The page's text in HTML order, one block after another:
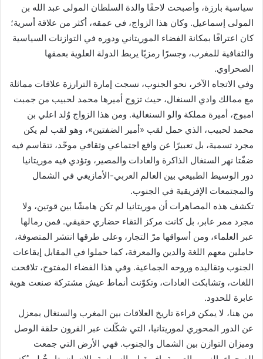
سياسية بارزة، وأصبحت لاحقًا والدة السلطان المولى عبد الله بن
المولى إسماعيل. وكان هذا الزواج، في عمقه، أكثر من علاقة أسرية؛
كان اعترافًا بمكانة الفضاء الموريتاني ودوره في التوازنات السياسية
والثقافية للمغرب، وجسرًا رمزيًا يربط الدولة العلوية بعمقها
الصحراوي.
وفي الاتجاه الآخر، نحو الجنوب، نسجت إمارة الترارزة علاقات مماثلة
مع ممالك وادي السنغال، حيث تزوج أميرها محمد لحبيب من جمبت
امبوج، أميرة مملكة والو السنغالية. ومن هذا الزواج وُلد اعلي بن
محمد لحبيب، الذي حمل لقب «أمير الضفتين»، وهو لقب لم يكن
مجرد تسمية، بل تعبيرًا عن واقع اجتماعي وثقافي موحّد، تتقاسم فيه
ضفّتا نهر السنغال الذاكرة والعادات والمصير، وتؤدي فيه موريتانيا
دور الوسيط الطبيعي بين العالم العربي-الأمازيغي في الشمال
والمجتمعات الإفريقية في الجنوب.
تكشف هذه المصاهرات أن موريتانيا لم تكن هامشًا بين قوتين، ولا
مجرد ممر عابر، بل كانت مركز التقاء حضاري حقيقي. فمن رمالها
عبر العلماء، ومن أسواقها مرّ التجار، وعلى طرقها انتشر المتصوفة،
حاملين معهم اللغة والدين والمعرفة، كما حملوا في المقابل إيقاعات
الجنوب وتقاليده وروحه الجماعية. وفي هذا الفضاء المفتوح، تلاقحت
اللغات، وتشابكت العادات، وتكوّنت أنماط عيش مشتركة صنعت هوية
عابرة للحدود.
من هنا، لا يمكن قراءة تاريخ العلاقات بين المغرب والسنغال بمعزل
عن الدور المحوري لموريتانيا، التي شكّلت عبر القرون حلقة الوصل
وميزان التوازن بين الشمال والجنوب. فهي الأرض التي جمعت